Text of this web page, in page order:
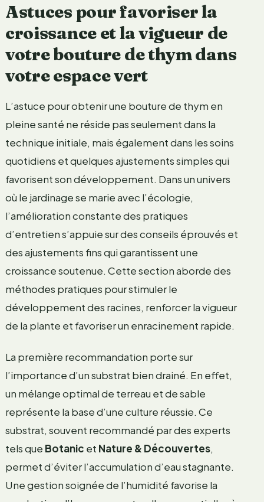
Astuces pour favoriser la
croissance et la vigueur de
votre bouture de thym dans
votre espace vert
L’astuce pour obtenir une bouture de thym en
pleine santé ne réside pas seulement dans la
technique initiale, mais également dans les soins
quotidiens et quelques ajustements simples qui
favorisent son développement. Dans un univers
où le jardinage se marie avec l’écologie,
l’amélioration constante des pratiques
d’entretien s’appuie sur des conseils éprouvés et
des ajustements fins qui garantissent une
croissance soutenue. Cette section aborde des
méthodes pratiques pour stimuler le
développement des racines, renforcer la vigueur
de la plante et favoriser un enracinement rapide.
La première recommandation porte sur
l’importance d’un substrat bien drainé. En effet,
un mélange optimal de terreau et de sable
représente la base d’une culture réussie. Ce
substrat, souvent recommandé par des experts
tels que Botanic et Nature & Découvertes,
permet d’éviter l’accumulation d’eau stagnante.
Une gestion soignée de l’humidité favorise la